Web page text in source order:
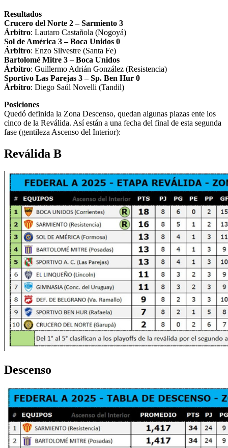
Resultados
Crucero del Norte 2 – Sarmiento 3
Árbitro: Lautaro Castañola (Nogoyá)
Sol de América 3 – Boca Unidos 0
Árbitro: Enzo Silvestre (Santa Fe)
Bartolomé Mitre 3 – Boca Unidos
Árbitro: Guillermo Adrián González (Resistencia)
Sportivo Las Parejas 3 – Sp. Ben Hur 0
Árbitro: Diego Saúl Novelli (Tandil)
Posiciones
Quedó definida la Zona Descenso, quedan algunas plazas ente los
cinco de la Reválida. Así están a una fecha del final de esta segunda
fase (gentileza Ascenso del Interior):
Reválida B
Descenso